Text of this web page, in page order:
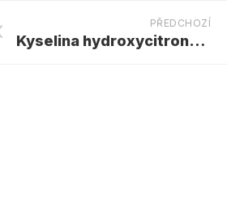
PŘEDCHOZÍ
Kyselina hydroxycitronová a její neobvyklá použití